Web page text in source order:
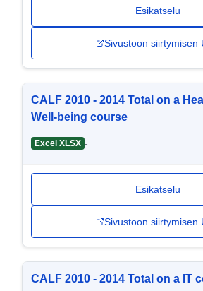
Esikatselu
Sivustoon siirtymisen
CALF 2010 - 2014 Total on a
Well-being course
Excel XLSX -
Esikatselu
Sivustoon siirtymisen
CALF 2010 - 2014 Total on a IT